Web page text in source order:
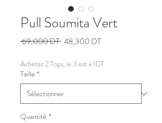
Pull Soumita Vert
69,000 DT Prix
48,300 DTPrix
Achetez 2 Tops, le 3 est à 1DT
Taille *
Quantité *